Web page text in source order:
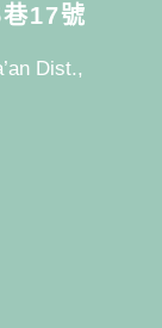
17號
Dist.,